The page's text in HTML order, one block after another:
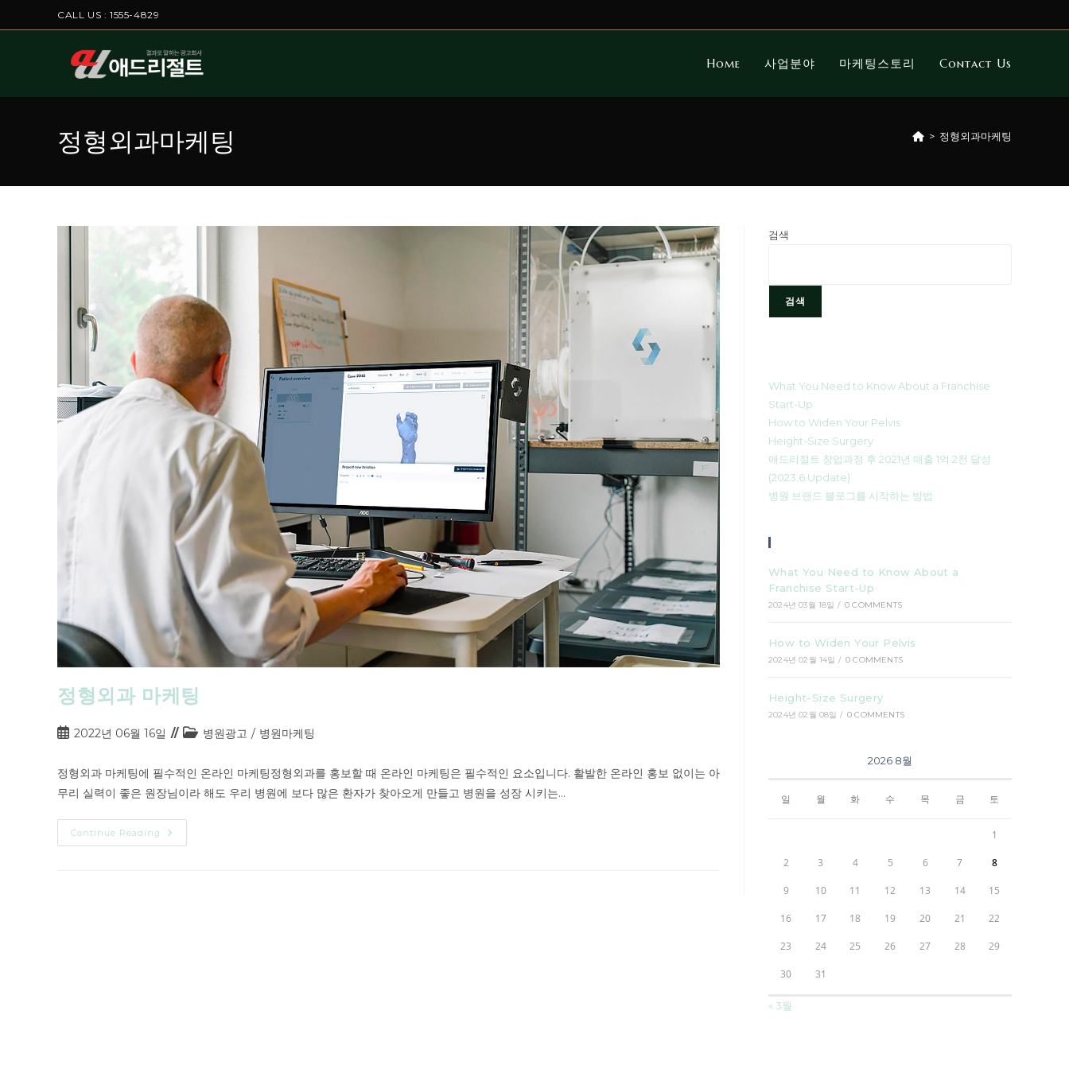
CALL US : 1555-4829
Home 사업분야 마케팅스토리 Contact Us
정형외과마케팅 > 정형외과마케팅
정형외과 마케팅
2022년 06월 16일 병원광고 / 병원마케팅
정형외과 마케팅에 필수적인 온라인 마케팅정형외과를 홍보할 때 온라인 마케팅은 필수적인 요소입니다. 활발한 온라인 홍보 없이는 아
무리 실력이 좋은 원장님이라 해도 우리 병원에 보다 많은 환자가 찾아오게 만들고 병원을 성장 시키는…
Continue Reading
검색
검색
What You Need to Know About a Franchise
Start-Up
How to Widen Your Pelvis
Height-Size Surgery
애드리절트 창업과정 후 2021년 매출 1억 2천 달성
(2023.6.Update)
병원 브랜드 블로그를 시작하는 방법
What You Need to Know About a
Franchise Start-Up
2024년 03월 18일 / 0 COMMENTS
How to Widen Your Pelvis
2024년 02월 14일 / 0 COMMENTS
Height-Size Surgery
2024년 02월 08일 / 0 COMMENTS
2026 8월
일 월 화 수 목 금 토
1
2 3 4 5 6 7 8
9 10 11 12 13 14 15
16 17 18 19 20 21 22
23 24 25 26 27 28 29
30 31
« 3월